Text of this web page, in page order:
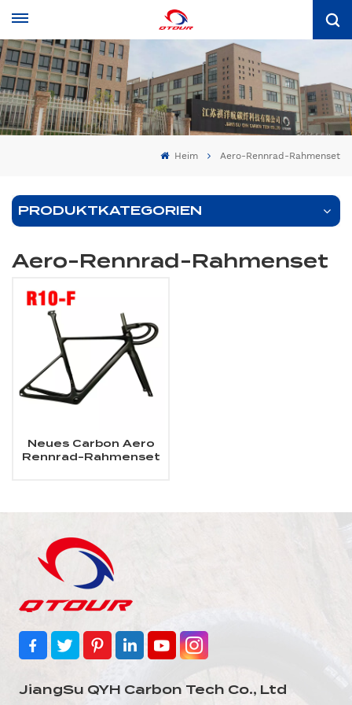
Heim Aero-Rennrad-Rahmenset
PRODUKTKATEGORIEN
Aero-Rennrad-Rahmenset
Neues Carbon Aero
Rennrad-Rahmenset
JiangSu QYH Carbon Tech Co., Ltd